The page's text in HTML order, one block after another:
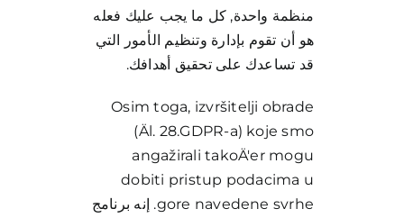
منظمة واحدة, كل ما يجب عليك فعله
هو أن تقوم بإدارة وتنظيم الأمور التي
قد تساعدك على تحقيق أهدافك.
Osim toga, izvršitelji obrade
(Äl. 28.GDPR-a) koje smo
angažirali takoÄ'er mogu
dobiti pristup podacima u
gore navedene svrhe. إنه برنامج